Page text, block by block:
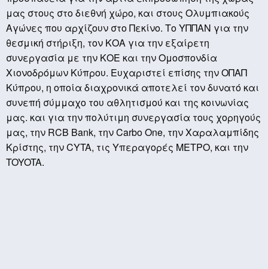
μας στους στο διεθνή χώρο, και στους Ολυμπιακούς
Αγώνες που αρχίζουν στο Πεκίνο. Το ΥΠΠΑΝ για την
θεσμική στήριξη, τον ΚΟΑ για την εξαίρετη
συνεργασία με την ΚΟΕ και την Ομοσπονδία
Χιονοδρόμων Κύπρου. Ευχαριστεί επίσης την ΟΠΑΠ
Κύπρου, η οποία διαχρονικά αποτελεί τον δυνατό και
συνεπή σύμμαχο του αθλητισμού και της κοινωνίας
μας. και για την πολύτιμη συνεργασία τους χορηγούς
μας, την RCB Bank, τηνCarboOne, την Χαραλαμπίδης
Κρίστης, τηνCYTA, τις Υπεραγορές ΜΕΤΡΟ, και την
TOYOTA.